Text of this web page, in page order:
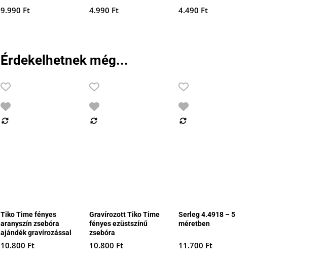
9.990 Ft 4.990 Ft 4.490 Ft
Érdekelhetnek még...
Tiko Time fényes
aranyszín zsebóra
ajándék gravírozással
10.800 Ft
Gravírozott Tiko Time
fényes ezüstszínű
zsebóra
10.800 Ft
Serleg 4.4918 – 5
méretben
11.700 Ft